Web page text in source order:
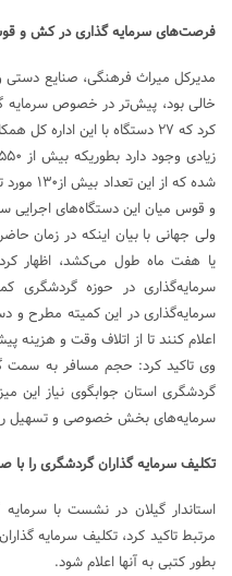
فرصت‌های سرمایه گذاری در کش و
مدیرکل میراث فرهنگی، صنایع
خالی بود، پیش‌تر در خصوص سرمایه
کرد که ۲۷ دستگاه با این
شده که
و قوس میان این دستگاه‌های اجرایی
یا هفت ماه طول می‌کشد، اظهار
سرمایه‌گذاری در حوزه گردشگری
سرمایه‌گذاری در این کمیته مطرح و
اعلام کنند تا از اتلاف وقت و هزینه
وی تاکید کرد: حجم مسافر به سمت
گردشگری استان جوابگوی نیاز این
سرمایه‌های بخش خصوصی و تسهیل
تکلیف سرمایه گذاران گردشگری را
استاندار گیلان در نشست با
مرتبط تاکید کرد، تکلیف سرمایه
بطور کتبی به آنها اعلام شود.